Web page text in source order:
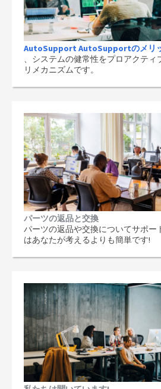
AutoSupport AutoSupportのメリ
、システムの健常性をプロアクテ
リメカニズムです。
パーツの返品と交換
パーツの返品や交換についてサポー
はあなたが考えるよりも簡単です!